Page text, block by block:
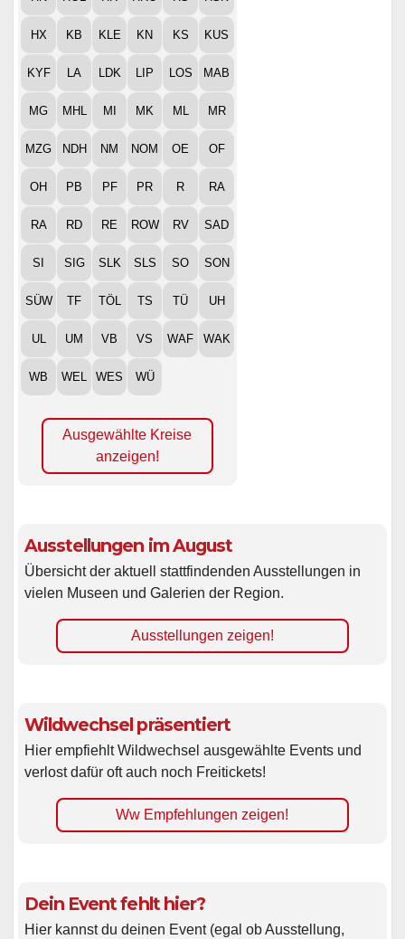
HX KB KLE KN KS KUS
KYF LA LDK LIP LOS MAB
MG MHL MI MK ML MR
MZG NDH NM NOM OE OF
OH PB PF PR R RA
RA RD RE ROW RV SAD
SI SIG SLK SLS SO SON
SÜW TF TÖL TS TÜ UH
UL UM VB VS WAF WAK
WB WEL WES WÜ
Ausgewählte Kreise
anzeigen!
Ausstellungen im August
Übersicht der aktuell stattfindenden Ausstellungen in
vielen Museen und Galerien der Region.
Ausstellungen zeigen!
Wildwechsel präsentiert
Hier empfiehlt Wildwechsel ausgewählte Events und
verlost dafür oft auch noch Freitickets!
Ww Empfehlungen zeigen!
Dein Event fehlt hier?
Hier kannst du deinen Event (egal ob Ausstellung,